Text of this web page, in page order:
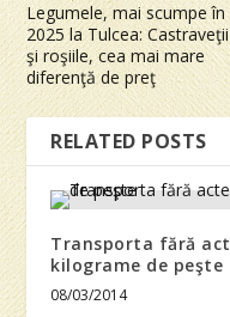
Legumele, mai scumpe în
2025 la Tulcea: Castraveţii
şi roşiile, cea mai mare
diferenţă de preţ
RELATED POSTS
Transporta fără
kilograme de peşte
08/03/2014